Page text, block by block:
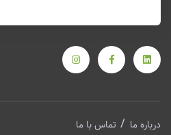
درباره ما تماس با ما